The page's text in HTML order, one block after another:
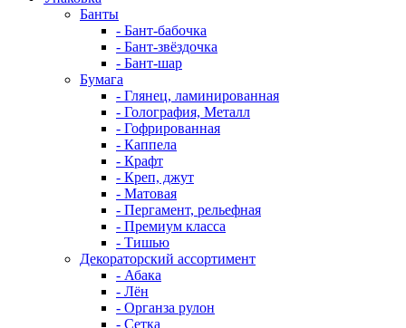
Банты
- Бант-бабочка
- Бант-звёздочка
- Бант-шар
Бумага
- Глянец, ламинированная
- Голография, Металл
- Гофрированная
- Каппела
- Крафт
- Креп, джут
- Матовая
- Пергамент, рельефная
- Премиум класса
- Тишью
Декораторский ассортимент
- Абака
- Лён
- Органза рулон
- Сетка